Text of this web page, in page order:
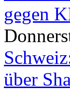
gegen
über